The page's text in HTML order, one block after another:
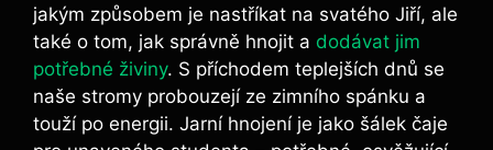
jakým ‌způsobem ‍je nastříkat ‌na svatého Jiří, ale⁤
také o tom, jak ⁤správně hnojit ⁣a dodávat jim
potřebné živiny. ⁤S příchodem ​teplejších dnů‌ se
⁤naše stromy probouzejí ze zimního spánku a
touží po ​energii. Jarní hnojení je jako‌ šálek čaje